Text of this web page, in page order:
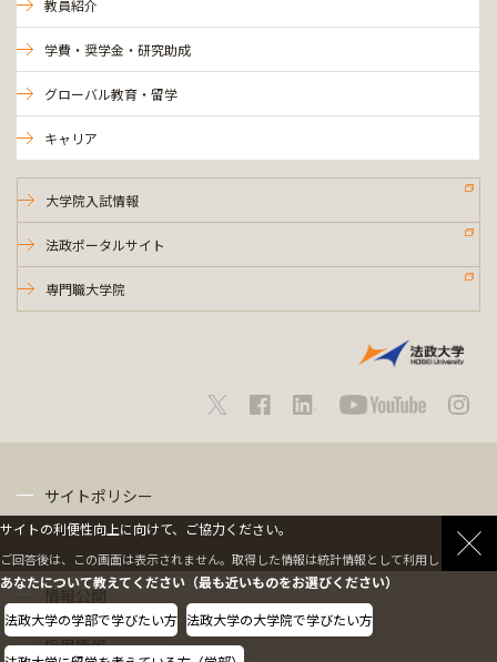
教員紹介
学費・奨学金・研究助成
グローバル教育・留学
キャリア
大学院入試情報
法政ポータルサイト
専門職大学院
サイトポリシー
情報公開
採用情報
サイトの利便性向上に向けて、ご協力ください。
ご回答後は、この画面は表示されません。取得した情報は統計情報として利用します。
あなたについて教えてください（最も近いものをお選びください）
法政大学の学部で学びたい方 法政大学の大学院で学びたい方